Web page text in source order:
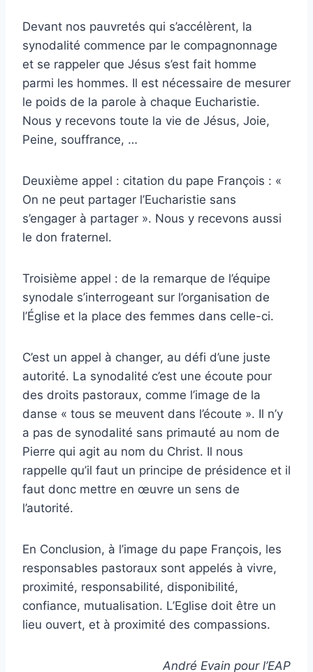
Devant nos pauvretés qui s’accélèrent, la
synodalité commence par le compagnonnage
et se rappeler que Jésus s’est fait homme
parmi les hommes. Il est nécessaire de mesurer
le poids de la parole à chaque Eucharistie.
Nous y recevons toute la vie de Jésus, Joie,
Peine, souffrance, …
Deuxième appel : citation du pape François : «
On ne peut partager l’Eucharistie sans
s’engager à partager ». Nous y recevons aussi
le don fraternel.
Troisième appel : de la remarque de l’équipe
synodale s’interrogeant sur l’organisation de
l’Église et la place des femmes dans celle-ci.
C’est un appel à changer, au défi d’une juste
autorité. La synodalité c’est une écoute pour
des droits pastoraux, comme l’image de la
danse « tous se meuvent dans l’écoute ». Il n’y
a pas de synodalité sans primauté au nom de
Pierre qui agit au nom du Christ. Il nous
rappelle qu’il faut un principe de présidence et il
faut donc mettre en œuvre un sens de
l’autorité.
En Conclusion, à l’image du pape François, les
responsables pastoraux sont appelés à vivre,
proximité, responsabilité, disponibilité,
confiance, mutualisation. L’Eglise doit être un
lieu ouvert, et à proximité des compassions.
André Evain pour l’EAP